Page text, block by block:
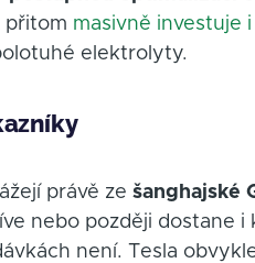
přitom masivně investuje
elektrolyty.
právě zešanghajské
nebo později dostane i
není. Tesla